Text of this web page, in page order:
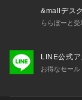
&mallデスク
ららぽーと
LINE公式ア
お得なセー